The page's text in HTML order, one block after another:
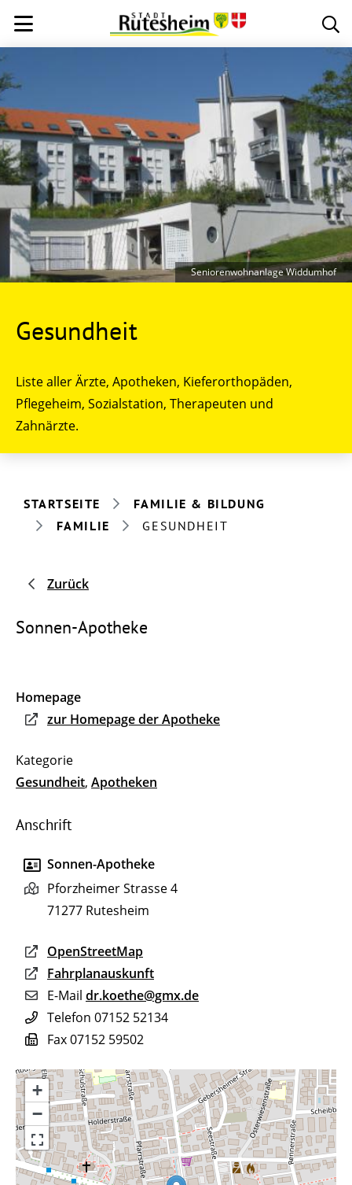
Gesundheit
Liste aller Ärzte, Apotheken, Kieferorthopäden,
Pflegeheim, Sozialstation, Therapeuten und
Zahnärzte.
Seniorenwohnanlage Widdumhof
STARTSEITE
FAMILIE & BILDUNG
FAMILIE
GESUNDHEIT
Zurück
Sonnen-Apotheke
Homepage
zur Homepage der Apotheke
Gesundheit, Apotheken
Anschrift
Sonnen-Apotheke
Pforzheimer Strasse 4
71277 Rutesheim
OpenStreetMap
Fahrplanauskunft
E-Mail dr.koethe@gmx.de
Telefon 07152 52134
Fax07152 59502
+
−